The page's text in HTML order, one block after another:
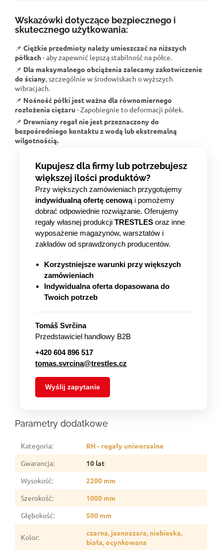
Wskazówki dotyczące bezpiecznego i
skutecznego użytkowania:
📌 Ciężkie przedmioty należy umieszczać na niższych
półkach- aby zapewnić lepszą stabilność na półce.
📌 Dla maksymalnego obciążenia zalecamy zakotwiczenie
do ściany , szczególnie w środowiskach o wyższych
wibracjach.
📌 Nośność półki jest ważna dla równomiernego
rozłożenia ciężaru- Zapobiegnie to deformacji półek.
📌 Drewniany regał nie jest przeznaczony do
bezpośredniego kontaktu z wodą lub ekstremalną
wilgotnością.
Kupujesz dla firmy lub potrzebujesz
większej ilości produktów?
Przy większych zamówieniach przygotujemy
indywidualną ofertę cenowąi pomożemy
dobrać odpowiednie rozwiązanie. Oferujemy
regały własnej produkcji TRESTLES oraz inne
wyposażenie magazynów, warsztatów i
zakładów od sprawdzonych producentów.
Korzystniejsze warunki przy większych
zamówieniach
Indywidualna oferta dopasowana do
Twoich potrzeb
Tomáš Svrčina
Przedstawiciel handlowy B2B
+420 604 896 517
tomas.svrcina@trestles.cz
Wyślij zapytanie
Parametry dodatkowe
Kategoria:
RH - regały uniwersalne
Gwarancja:
10 lat
Wysokość:
2200 mm
Szerokość:
1000 mm
Głębokość: 500 mm
Kolor:
czarna, jasnoszara, niebieska,
biała, ocynkowana